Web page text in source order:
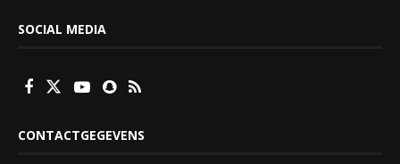
SOCIAL MEDIA
CONTACTGEGEVENS